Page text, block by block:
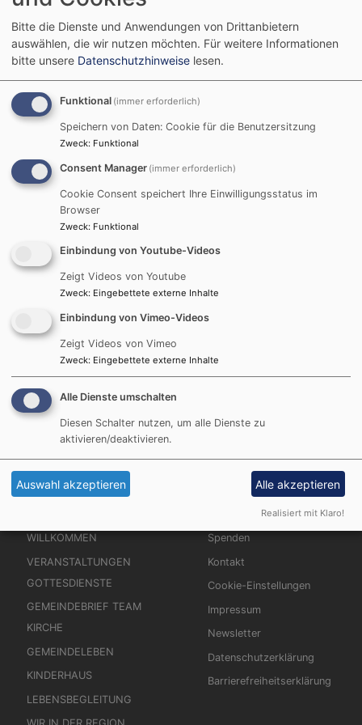
Jugend
Die evang. Jugend Eichenau steht für eine sehr
aktive Arbeit.
Überzeugen Sie sich selbst:
Überblick - Wer wir sind.
Jugendausschuss
News - Was gibt es Neues?
Galerie - Bilder sagen mehr als tausend
Worte
Rückblicke und Erinnerungen
Newsletter-Anmeldung
Ihre E-Mail* :
Hauptnavigation
WILLKOMMEN
VERANSTALTUNGEN
GOTTESDIENSTE
GEMEINDEBRIEF TEAM
KIRCHE
GEMEINDELEBEN
KINDERHAUS
LEBENSBEGLEITUNG
Fußbereichsmenü
Spenden
Kontakt
Cookie-Einstellungen
Impressum
Newsletter
Datenschutzerklärung
Barrierefreiheitserklärung
Bitte die Dienste und Anwendungen von Drittanbietern
auswählen, die wir nutzen möchten. Für weitere Informationen
bitte unsere Datenschutzhinweise lesen.
Funktional (immer erforderlich)
Speichern von Daten: Cookie für die Benutzersitzung
Zweck: Funktional
Consent Manager (immer erforderlich)
Cookie Consent speichert Ihre Einwilligungsstatus im
Browser
Zweck: Funktional
Einbindung von Youtube-Videos
Zeigt Videos von Youtube
Zweck: Eingebettete externe Inhalte
Einbindung von Vimeo-Videos
Zeigt Videos von Vimeo
Zweck: Eingebettete externe Inhalte
Alle Dienste umschalten
Diesen Schalter nutzen, um alle Dienste zu
aktivieren/deaktivieren.
Auswahl akzeptieren Alle akzeptieren
Realisiert mit Klaro!